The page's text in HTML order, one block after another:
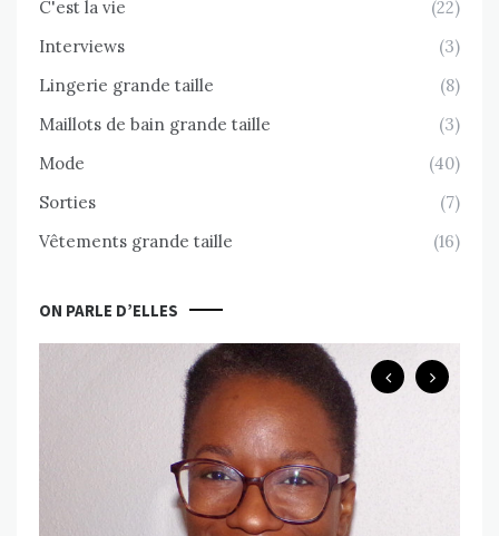
C'est la vie
(22)
Interviews
(3)
Lingerie grande taille
(8)
Maillots de bain grande taille
(3)
Mode
(40)
Sorties
(7)
Vêtements grande taille
(16)
ON PARLE D’ELLES